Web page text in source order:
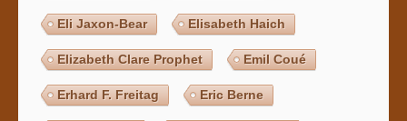
Eli Jaxon-Bear Elisabeth Haich
Elizabeth Clare Prophet Emil Coué
Erhard F. Freitag Eric Berne